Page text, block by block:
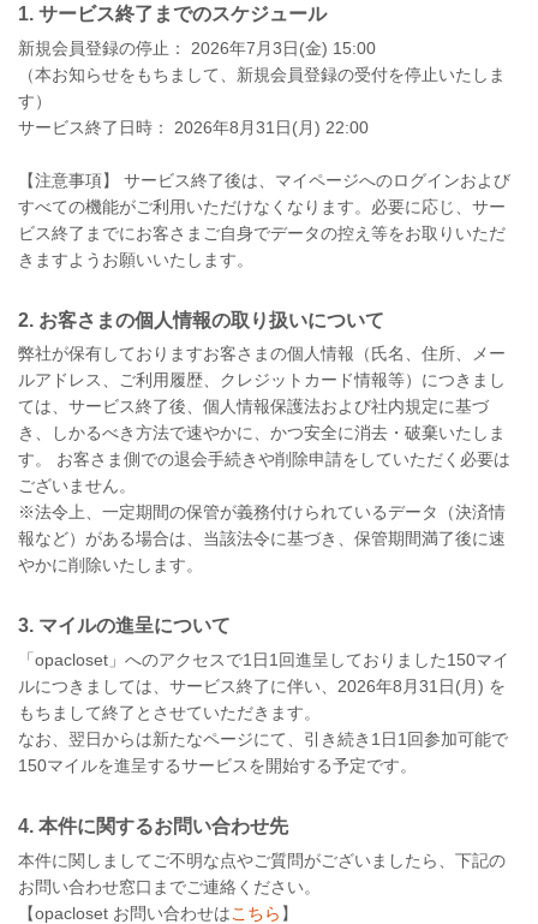
1. サービス終了までのスケジュール
新規会員登録の停止： 2026年7月3日(金) 15:00
（本お知らせをもちまして、新規会員登録の受付を停止いたしま
す）
サービス終了日時： 2026年8月31日(月) 22:00
【注意事項】 サービス終了後は、マイページへのログインおよび
すべての機能がご利用いただけなくなります。必要に応じ、サー
ビス終了までにお客さまご自身でデータの控え等をお取りいただ
きますようお願いいたします。
2. お客さまの個人情報の取り扱いについて
弊社が保有しておりますお客さまの個人情報（氏名、住所、メー
ルアドレス、ご利用履歴、クレジットカード情報等）につきまし
ては、サービス終了後、個人情報保護法および社内規定に基づ
き、しかるべき方法で速やかに、かつ安全に消去・破棄いたしま
す。 お客さま側での退会手続きや削除申請をしていただく必要は
ございません。
※法令上、一定期間の保管が義務付けられているデータ（決済情
報など）がある場合は、当該法令に基づき、保管期間満了後に速
やかに削除いたします。
3. マイルの進呈について
「opacloset」へのアクセスで1日1回進呈しておりました150マイ
ルにつきましては、サービス終了に伴い、2026年8月31日(月) を
もちまして終了とさせていただきます。
なお、翌日からは新たなページにて、引き続き1日1回参加可能で
150マイルを進呈するサービスを開始する予定です。
4. 本件に関するお問い合わせ先
本件に関しましてご不明な点やご質問がございましたら、下記の
お問い合わせ窓口までご連絡ください。
【opacloset お問い合わせはこちら 】